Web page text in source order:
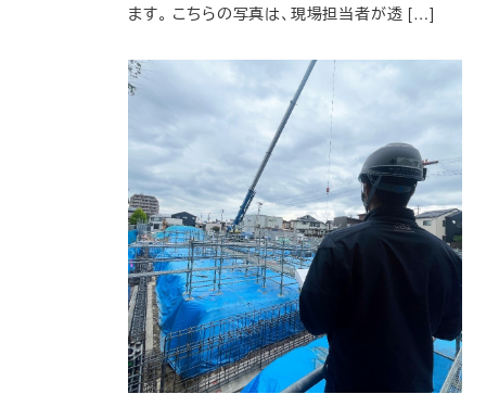
ます。 こちらの写真は、現場担当者が透 […]